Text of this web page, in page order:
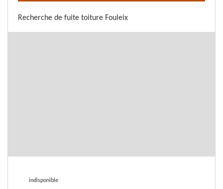
Recherche de fuite toiture Fouleix
indisponible